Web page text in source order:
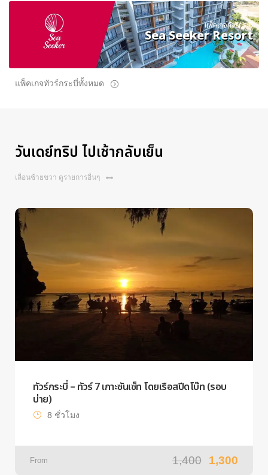
แพ็คเกจทัวร์กระบี่
Sea Seeker Resort
แพ็คเกจทัวร์กระบี่ทั้งหมด
วันเดย์ทริป ไปเช้ากลับเย็น
เลื่อนซ้ายขวา ดูรายการอื่นๆ
ทัวร์กระบี่ – ทัวร์ 7 เกาะซันเซ็ท โดยเรือสปีดโบ๊ท (รอบ
บ่าย)
8 ชั่วโมง
From 1,400 1,300